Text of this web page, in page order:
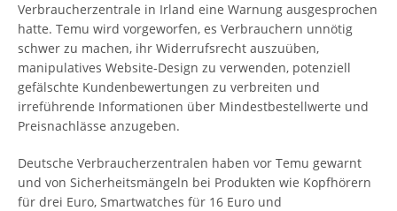
Verbraucherzentrale in Irland eine Warnung ausgesprochen
hatte. Temu wird vorgeworfen, es Verbrauchern unnötig
schwer zu machen, ihr Widerrufsrecht auszuüben,
manipulatives Website-Design zu verwenden, potenziell
gefälschte Kundenbewertungen zu verbreiten und
irreführende Informationen über Mindestbestellwerte und
Preisnachlässe anzugeben.
Deutsche Verbraucherzentralen haben vor Temu gewarnt
und von Sicherheitsmängeln bei Produkten wie Kopfhörern
für drei Euro, Smartwatches für 16 Euro und